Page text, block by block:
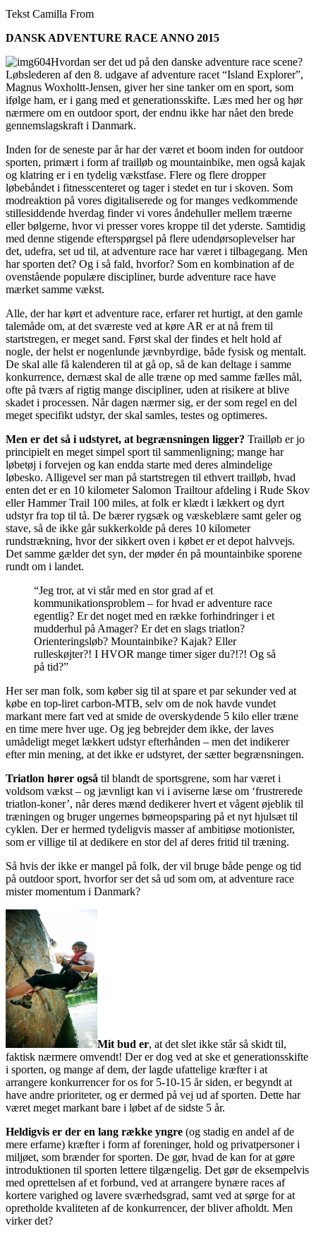
Tekst Camilla From
DANSK ADVENTURE RACE ANNO 2015
Hvordan ser det ud på den danske adventure race scene?
Løbslederen af den 8. udgave af adventure racet “Island Explorer”,
Magnus Woxholtt-Jensen, giver her sine tanker om en sport, som
ifølge ham, er i gang med et generationsskifte. Læs med her og hør
nærmere om en outdoor sport, der endnu ikke har nået den brede
gennemslagskraft i Danmark.
Inden for de seneste par år har der været et boom inden for outdoor
sporten, primært i form af trailløb og mountainbike, men også kajak
og klatring er i en tydelig vækstfase. Flere og flere dropper
løbebåndet i fitnesscenteret og tager i stedet en tur i skoven. Som
modreaktion på vores digitaliserede og for manges vedkommende
stillesiddende hverdag finder vi vores åndehuller mellem træerne
eller bølgerne, hvor vi presser vores kroppe til det yderste. Samtidig
med denne stigende efterspørgsel på flere udendørsoplevelser har
det, udefra, set ud til, at adventure race har været i tilbagegang. Men
har sporten det? Og i så fald, hvorfor? Som en kombination af de
ovenstående populære discipliner, burde adventure race have
mærket samme vækst.
Alle, der har kørt et adventure race, erfarer ret hurtigt, at den gamle
talemåde om, at det sværeste ved at køre AR er at nå frem til
startstregen, er meget sand. Først skal der findes et helt hold af
nogle, der helst er nogenlunde jævnbyrdige, både fysisk og mentalt.
De skal alle få kalenderen til at gå op, så de kan deltage i samme
konkurrence, dernæst skal de alle træne op med samme fælles mål,
ofte på tværs af rigtig mange discipliner, uden at risikere at blive
skadet i processen. Når dagen nærmer sig, er der som regel en del
meget specifikt udstyr, der skal samles, testes og optimeres.
Men er det så i udstyret, at begrænsningen ligger? Trailløb er jo
principielt en meget simpel sport til sammenligning; mange har
løbetøj i forvejen og kan endda starte med deres almindelige
løbesko. Alligevel ser man på startstregen til ethvert trailløb, hvad
enten det er en 10 kilometer Salomon Trailtour afdeling i Rude Skov
eller Hammer Trail 100 miles, at folk er klædt i lækkert og dyrt
udstyr fra top til tå. De bærer rygsæk og væskeblære samt geler og
stave, så de ikke går sukkerkolde på deres 10 kilometer
rundstrækning, hvor der sikkert oven i købet er et depot halvvejs.
Det samme gælder det syn, der møder én på mountainbike sporene
rundt om i landet.
“Jeg tror, at vi står med en stor grad af et
kommunikationsproblem – for hvad er adventure race
egentlig? Er det noget med en række forhindringer i et
mudderhul på Amager? Er det en slags triatlon?
Orienteringsløb? Mountainbike? Kajak? Eller
rulleskøjter?! I HVOR mange timer siger du?!?! Og så
på tid?”
Her ser man folk, som køber sig til at spare et par sekunder ved at
købe en top-liret carbon-MTB, selv om de nok havde vundet
markant mere fart ved at smide de overskydende 5 kilo eller træne
en time mere hver uge. Og jeg bebrejder dem ikke, der laves
umådeligt meget lækkert udstyr efterhånden – men det indikerer
efter min mening, at det ikke er udstyret, der sætter begrænsningen.
Triatlon hører også til blandt de sportsgrene, som har været i
voldsom vækst – og jævnligt kan vi i aviserne læse om ‘frustrerede
triatlon-koner’, når deres mænd dedikerer hvert et vågent øjeblik til
træningen og bruger ungernes børneopsparing på et nyt hjulsæt til
cyklen. Der er hermed tydeligvis masser af ambitiøse motionister,
som er villige til at dedikere en stor del af deres fritid til træning.
Så hvis der ikke er mangel på folk, der vil bruge både penge og tid
på outdoor sport, hvorfor ser det så ud som om, at adventure race
mister momentum i Danmark?
Mit bud er, at det slet ikke står så skidt til,
faktisk nærmere omvendt! Der er dog ved at ske et generationsskifte
i sporten, og mange af dem, der lagde ufattelige kræfter i at
arrangere konkurrencer for os for 5-10-15 år siden, er begyndt at
have andre prioriteter, og er dermed på vej ud af sporten. Dette har
været meget markant bare i løbet af de sidste 5 år.
Heldigvis er der en lang række yngre (og stadig en andel af de
mere erfarne) kræfter i form af foreninger, hold og privatpersoner i
miljøet, som brænder for sporten. De gør, hvad de kan for at gøre
introduktionen til sporten lettere tilgængelig. Det gør de eksempelvis
med oprettelsen af et forbund, ved at arrangere bynære races af
kortere varighed og lavere sværhedsgrad, samt ved at sørge for at
opretholde kvaliteten af de konkurrencer, der bliver afholdt. Men
virker det?